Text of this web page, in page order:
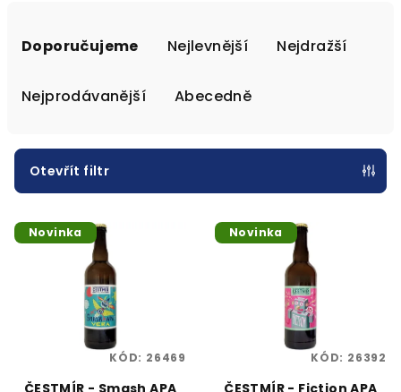
r
o
d
Doporučujeme Nejlevnější Nejdražší
Nejprodávanější Abecedně
Otevřít filtr
V
ý Novinka
KÓD: 26469
Novinka
KÓD: 26392